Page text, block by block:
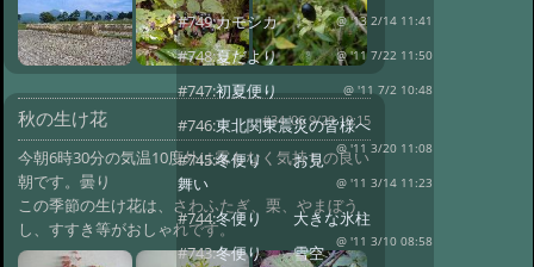
秋の生け花 #34 '06 9/29 10:15
今朝6時30分の気温10度外は露もなく気持ちの良い
朝です。曇り
この季節の生け花は、さわふたぎ、栗、やまぼう
し、すすき等がおしゃれです。
#749:カモシカ @ '13 2/14 11:41
#748:夏だより @ '11 7/22 11:50
#747:初夏便り @ '11 7/2 10:48
#746:東北関東震災の皆様へ
@ '11 3/20 11:08
#745:冬便り お見
舞い
@ '11 3/14 11:23
#744:冬便り 大きな氷柱
@ '11 3/10 08:58
#743:冬便り 雪空